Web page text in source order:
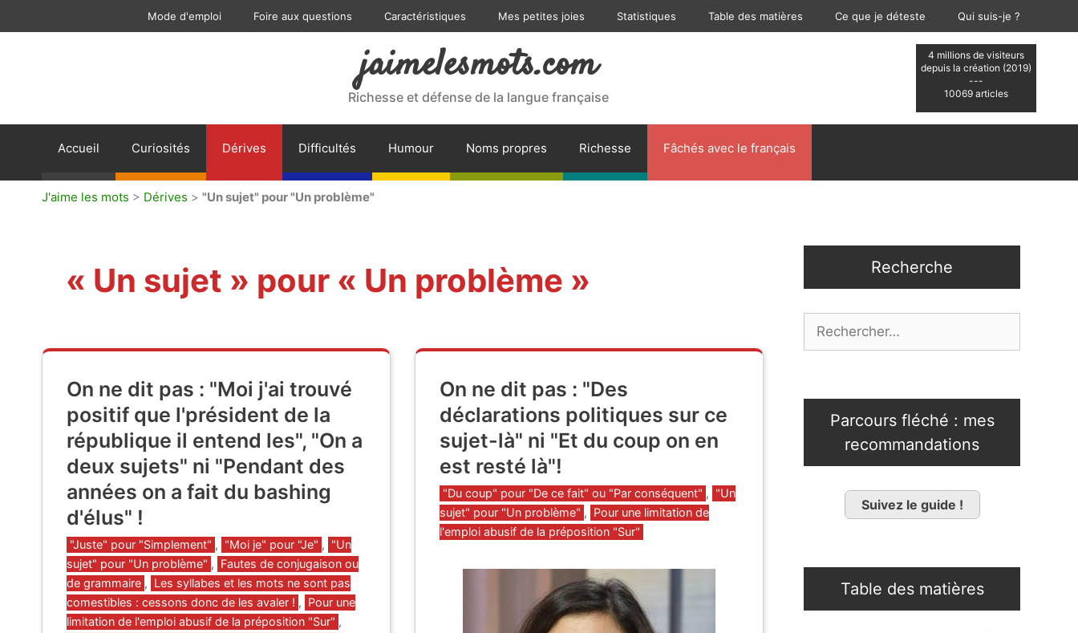
Mode d'emploi Foire aux questions Caractéristiques Mes petites joies Statistiques Table des matières Ce que je déteste Qui suis-je ?
4 millions de visiteurs
depuis la création (2019)
---
10069 articles
jaimelesmots.com
Richesse et défense de la langue française
Accueil Curiosités Dérives Difficultés Humour Noms propres Richesse Fâchés avec le français
J'aime les mots > Dérives > "Un sujet" pour "Un problème"
« Un sujet » pour « Un problème »
On ne dit pas : "Moi j'ai trouvé
positif que l'président de la
république il entend les", "On a
deux sujets" ni "Pendant des
années on a fait du bashing
d'élus" !
Catégories
"Juste" pour "Simplement" , "Moi je" pour "Je" , "Un
sujet" pour "Un problème" , Fautes de conjugaison ou
de grammaire , Les syllabes et les mots ne sont pas
comestibles : cessons donc de les avaler ! , Pour une
limitation de l'emploi abusif de la préposition "Sur" ,
On ne dit pas : "Des
déclarations politiques sur ce
sujet-là" ni "Et du coup on en
est resté là"!
Catégories
"Du coup" pour "De ce fait" ou "Par conséquent" , "Un
sujet" pour "Un problème" , Pour une limitation de
l'emploi abusif de la préposition "Sur"
Recherche
Parcours fléché : mes
recommandations
Suivez le guide !
Table des matières